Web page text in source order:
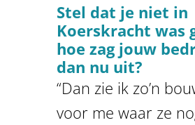
Stel dat je niet in
Koerskracht was
hoe zag jouw
dan nu uit?
“Dan zie ik zo’n
voor me waar ze